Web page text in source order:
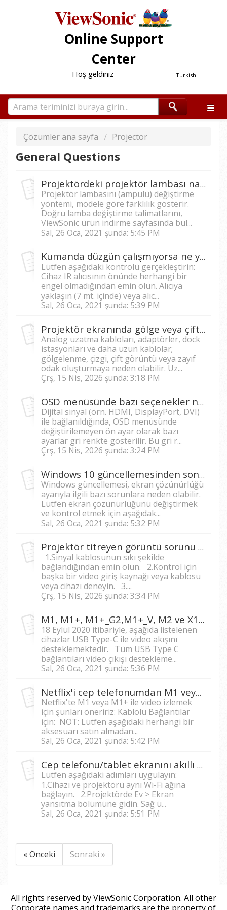
Online Support
Center
Turkish
Hoş geldiniz
Çözümler ana sayfa Projector
General Questions
Projektördeki projektör lambası nasıl değiştirilir?
Projektör lambasını (ampulü) değiştirme
yöntemi, modele göre farklılık gösterir.
Doğru lamba değiştirme talimatlarını,
ViewSonic ürün indirme sayfasında bul...
Sal, 26 Oca, 2021 şunda: 5:45 PM
Kumanda düzgün çalışmıyorsa ne yapmalıyım?
Lütfen aşağıdaki kontrolü gerçekleştirin:
Cihaz IR alıcısının önünde herhangi bir
engel olmadığından emin olun. Alıcıya
yaklaşın (7 mt. içinde) veya alıc...
Sal, 26 Oca, 2021 şunda: 5:39 PM
Projektör ekranında gölge veya çift görüntü oluşuyorsa ne yapmalıyım?
Analog uzatma kabloları, adaptörler, dock
istasyonları ve daha uzun kablolar;
gölgelenme, çizgi, çift görüntü veya zayıf
odak oluşturmaya neden olabilir. Uz...
Çrş, 15 Nis, 2026 şunda: 3:18 PM
OSD menüsünde bazı seçenekler neden gri görünüyor?
Dijital sinyal (örn. HDMI, DisplayPort, DVI)
ile bağlanıldığında, OSD menüsünde
değiştirilemeyen ön ayar olarak bazı
ayarlar gri renkte gösterilir. Bu gri r...
Çrş, 15 Nis, 2026 şunda: 3:24 PM
Windows 10 güncellemesinden sonra ekranım gerçek çözünürlükte göstermezse, bu sorun nasıl düzeltilir?
Windows güncellemesi, ekran çözünürlüğü
ayarıyla ilgili bazı sorunlara neden olabilir.
Lütfen ekran çözünürlüğünü değiştirmek
ve kontrol etmek için aşağıdak...
Sal, 26 Oca, 2021 şunda: 5:32 PM
Projektör titreyen görüntü sorunu nasıl çözülür?
1.Sinyal kablosunun sıkı şekilde
bağlandığından emin olun. 2.Kontrol için
başka bir video giriş kaynağı veya kablosu
veya cihazı deneyin. 3....
Çrş, 15 Nis, 2026 şunda: 3:34 PM
M1, M1+, M1+_G2,M1+_V, M2 ve X10-4K'da USB Type C ile video akışını hangi cihazlar desteklemektedir?
18 Eylül 2020 itibariyle, aşağıda listelenen
cihazlar USB Type-C ile video akışını
desteklemektedir. Tüm USB Type C
bağlantıları video çıkışı destekleme...
Sal, 26 Oca, 2021 şunda: 5:36 PM
Netflix'i cep telefonumdan M1 veya M1+ ile nasıl izlerim?
Netflix'te M1 veya M1+ ile video izlemek
için şunları öneririz: Kablolu Bağlantılar
için: NOT: Lütfen aşağıdaki herhangi bir
aksesuarı satın almadan...
Sal, 26 Oca, 2021 şunda: 5:42 PM
Cep telefonu/tablet ekranını akıllı projektöre kablosuz olarak nasıl yansıtabilirim?
Lütfen aşağıdaki adımları uygulayın:
1.Cihazı ve projektörü aynı Wi-Fi ağına
bağlayın. 2.Projektörde Ev > Ekran
yansıtma bölümüne gidin. Sağ ü...
Sal, 26 Oca, 2021 şunda: 5:51 PM
« Önceki Sonraki »
All rights reserved by ViewSonic Corporation. All other